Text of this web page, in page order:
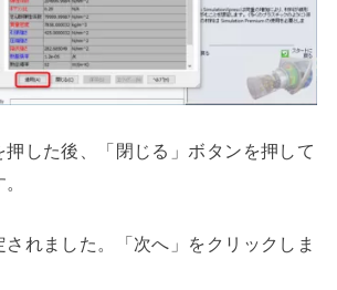
押した後、「閉じる」ボタンを押して
されました。「次へ」をクリックしま